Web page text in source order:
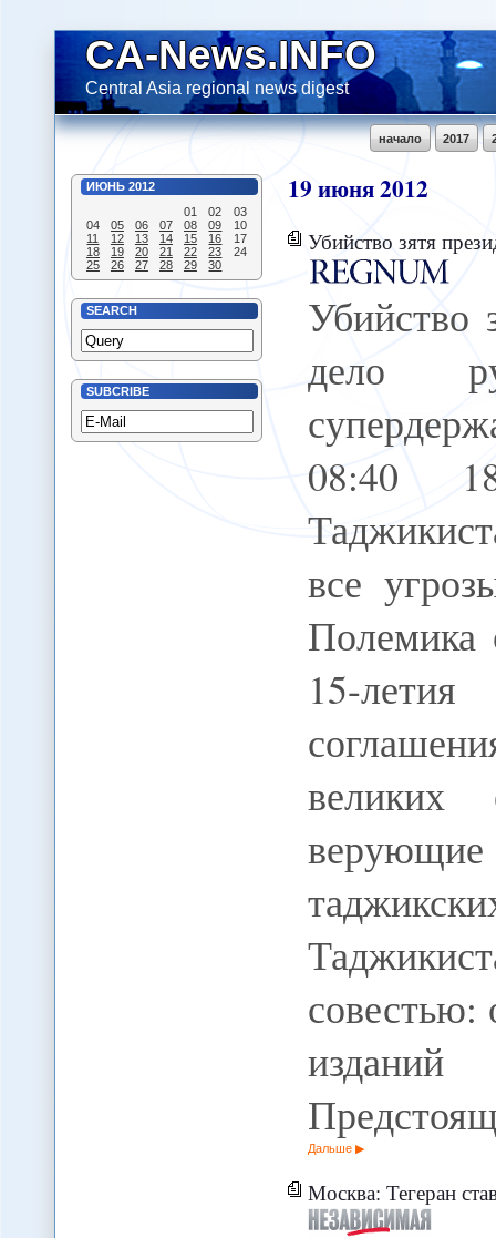
CA-News.INFO
Central Asia regional news digest
2017
начало
ИЮНЬ 2012
01
02
03
04
05 06 07 08 09
10
11
12 13 14 15 16
17
18
19 20 21 22 23
24
25
26 27 28 29 30
SEARCH
SUBCRIBE
19июня2012
Убийство зятя президента - дело рук спецслужб
Убийство
дело
08:40
все
Полемика
15-
верующие
Дальше
Москва: Тегеран